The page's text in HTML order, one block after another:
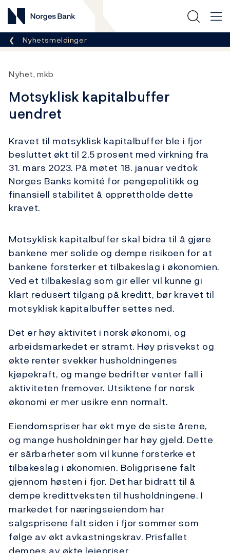
Norges Bank
Her er du nå:
Nyhetsmeldinger
Nyhet, mkb
Motsyklisk kapitalbuffer
uendret
Kravet til motsyklisk kapitalbuffer ble i fjor
besluttet økt til 2,5 prosent med virkning fra
31. mars 2023. På møtet 18. januar vedtok
Norges Banks komité for pengepolitikk og
finansiell stabilitet å opprettholde dette
kravet.
Motsyklisk kapitalbuffer skal bidra til å gjøre
bankene mer solide og dempe risikoen for at
bankene forsterker et tilbakeslag i økonomien.
Ved et tilbakeslag som gir eller vil kunne gi
klart redusert tilgang på kreditt, bør kravet til
motsyklisk kapitalbuffer settes ned.
Det er høy aktivitet i norsk økonomi, og
arbeidsmarkedet er stramt. Høy prisvekst og
økte renter svekker husholdningenes
kjøpekraft, og mange bedrifter venter fall i
aktiviteten fremover. Utsiktene for norsk
økonomi er mer usikre enn normalt.
Eiendomspriser har økt mye de siste årene,
og mange husholdninger har høy gjeld. Dette
er sårbarheter som vil kunne forsterke et
tilbakeslag i økonomien. Boligprisene falt
gjennom høsten i fjor. Det har bidratt til å
dempe kredittveksten til husholdningene. I
markedet for næringseiendom har
salgsprisene falt siden i fjor sommer som
følge av økt avkastningskrav. Prisfallet